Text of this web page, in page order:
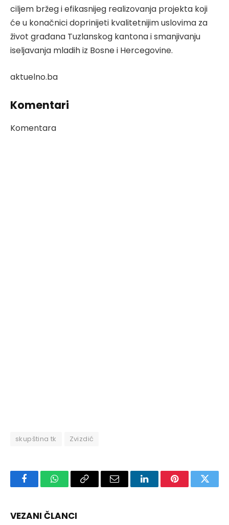
ciljem bržeg i efikasnijeg realizovanja projekta koji
će u konačnici doprinijeti kvalitetnijim uslovima za
život građana Tuzlanskog kantona i smanjivanju
iseljavanja mladih iz Bosne i Hercegovine.
aktuelno.ba
Komentari
Komentara
skupština tk Zvizdić
FacebookWhatsAppCopy
Email LinkedInPinterest
VEZANI ČLANCI